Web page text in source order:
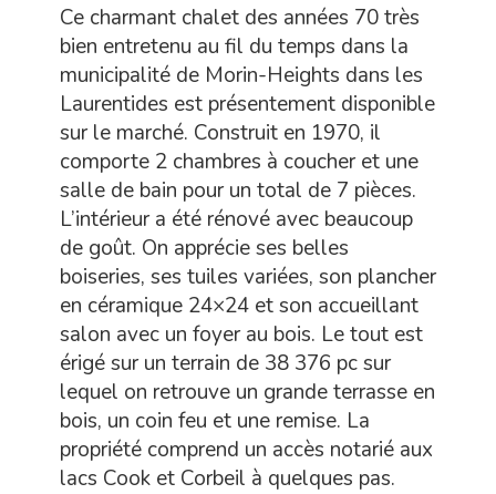
Ce charmant chalet des années 70 très
bien entretenu au fil du temps dans la
municipalité de Morin-Heights dans les
Laurentides est présentement disponible
sur le marché. Construit en 1970, il
comporte 2 chambres à coucher et une
salle de bain pour un total de 7 pièces.
L’intérieur a été rénové avec beaucoup
de goût. On apprécie ses belles
boiseries, ses tuiles variées, son plancher
en céramique 24×24 et son accueillant
salon avec un foyer au bois. Le tout est
érigé sur un terrain de 38 376 pc sur
lequel on retrouve un grande terrasse en
bois, un coin feu et une remise. La
propriété comprend un accès notarié aux
lacs Cook et Corbeil à quelques pas.